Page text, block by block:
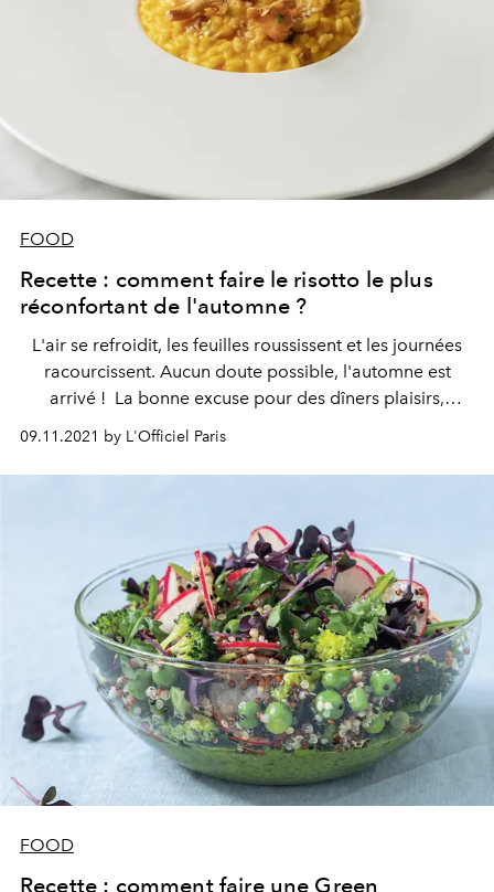
FOOD
Recette : comment faire le risotto le plus
réconfortant de l'automne ?
L'air se refroidit, les feuilles roussissent et les journées
racourcissent. Aucun doute possible, l'automne est
arrivé ! La bonne excuse pour des dîners plaisirs,
inspirés des saveurs de saison. Pour l'occasion, le
Chenot Palace Weggis nous partage sa recette du
risotto courge butternut, avec chanterelles et noisette.
09.11.2021 by L'Officiel Paris
FOOD
Recette : comment faire une Green